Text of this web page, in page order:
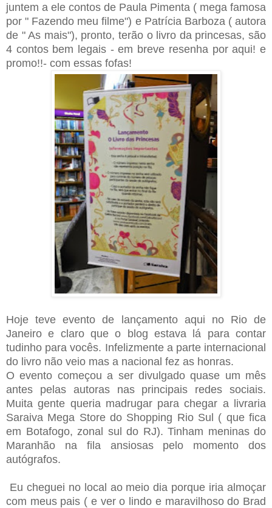
juntem a ele contos de Paula Pimenta ( mega famosa
por " Fazendo meu filme") e Patrícia Barboza ( autora
de " As mais"), pronto, terão o livro da princesas, são
4 contos bem legais - em breve resenha por aqui! e
promo!!- com essas fofas!
Hoje teve evento de lançamento aqui no Rio de
Janeiro e claro que o blog estava lá para contar
tudinho para vocês. Infelizmente a parte internacional
do livro não veio mas a nacional fez as honras.
O evento começou a ser divulgado quase um mês
antes pelas autoras nas principais redes sociais.
Muita gente queria madrugar para chegar a livraria
Saraiva Mega Store do Shopping Rio Sul ( que fica
em Botafogo, zonal sul do RJ). Tinham meninas do
Maranhão na fila ansiosas pelo momento dos
autógrafos.
Eu cheguei no local ao meio dia porque iria almoçar
com meus pais ( e ver o lindo e maravilhoso do Brad